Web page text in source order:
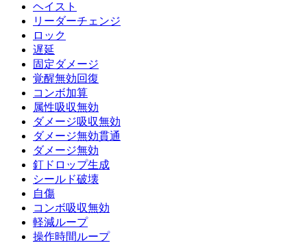
ヘイスト
リーダーチェンジ
ロック
遅延
固定ダメージ
覚醒無効回復
コンボ加算
属性吸収無効
ダメージ吸収無効
ダメージ無効貫通
ダメージ無効
釘ドロップ生成
シールド破壊
自傷
コンボ吸収無効
軽減ループ
操作時間ループ